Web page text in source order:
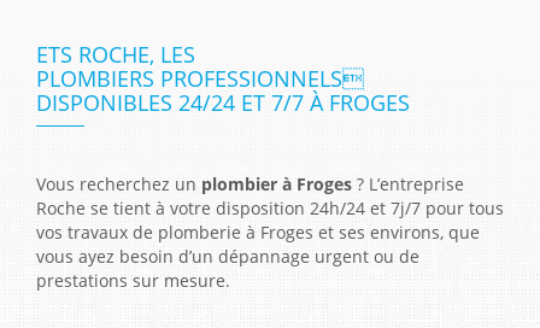
ETS ROCHE, LES
PLOMBIERS PROFESSIONNELS
DISPONIBLES 24/24 ET 7/7 À FROGES
Vous recherchez un plombier à Froges ? L’entreprise
Roche se tient à votre disposition 24h/24 et 7j/7 pour tous
vos travaux de plomberie à Froges et ses environs, que
vous ayez besoin d’un dépannage urgent ou de
prestations sur mesure.